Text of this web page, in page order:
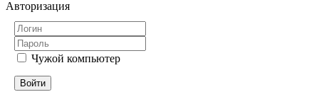
Авторизация
Чужой компьютер
Войти